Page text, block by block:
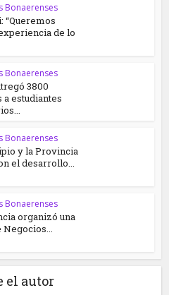
Bonaerenses
“Queremos
de lo
Bonaerenses
3800
estudiantes
Bonaerenses
y la Provincia
el desarrollo...
Bonaerenses
organizó una
Negocios...
el autor